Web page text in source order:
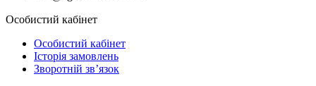
Особистий кабінет
Особистий кабінет
Історія замовлень
Зворотній зв’язок